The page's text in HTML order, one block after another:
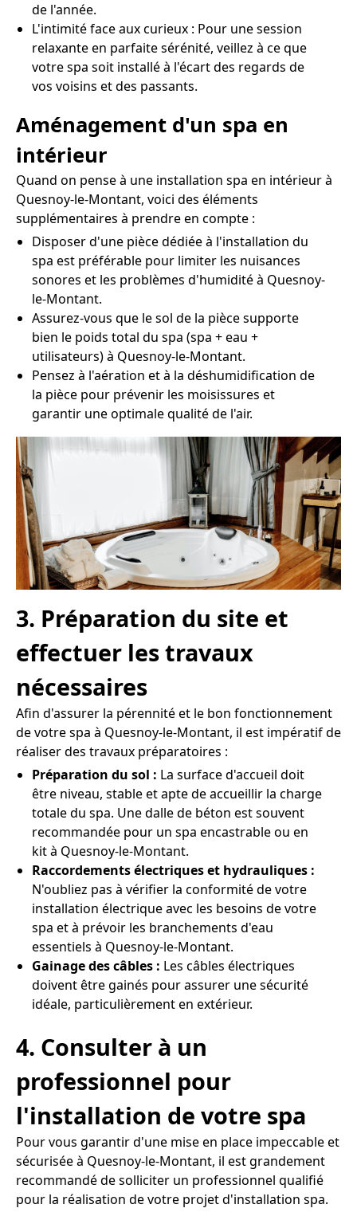
de l'année.
L'intimité face aux curieux : Pour une session
relaxante en parfaite sérénité, veillez à ce que
votre spa soit installé à l'écart des regards de
vos voisins et des passants.
Aménagement d'un spa en
intérieur
Quand on pense à une installation spa en intérieur à
Quesnoy-le-Montant, voici des éléments
supplémentaires à prendre en compte :
Disposer d'une pièce dédiée à l'installation du
spa est préférable pour limiter les nuisances
sonores et les problèmes d'humidité à Quesnoy-
le-Montant.
Assurez-vous que le sol de la pièce supporte
bien le poids total du spa (spa + eau +
utilisateurs) à Quesnoy-le-Montant.
Pensez à l'aération et à la déshumidification de
la pièce pour prévenir les moisissures et
garantir une optimale qualité de l'air.
3. Préparation du site et
effectuer les travaux
nécessaires
Afin d'assurer la pérennité et le bon fonctionnement
de votre spa à Quesnoy-le-Montant, il est impératif de
réaliser des travaux préparatoires :
Préparation du sol : La surface d'accueil doit
être niveau, stable et apte de accueillir la charge
totale du spa. Une dalle de béton est souvent
recommandée pour un spa encastrable ou en
kit à Quesnoy-le-Montant.
Raccordements électriques et hydrauliques :
N'oubliez pas à vérifier la conformité de votre
installation électrique avec les besoins de votre
spa et à prévoir les branchements d'eau
essentiels à Quesnoy-le-Montant.
Gainage des câbles : Les câbles électriques
doivent être gainés pour assurer une sécurité
idéale, particulièrement en extérieur.
4. Consulter à un
professionnel pour
l'installation de votre spa
Pour vous garantir d'une mise en place impeccable et
sécurisée à Quesnoy-le-Montant, il est grandement
recommandé de solliciter un professionnel qualifié
pour la réalisation de votre projet d'installation spa.